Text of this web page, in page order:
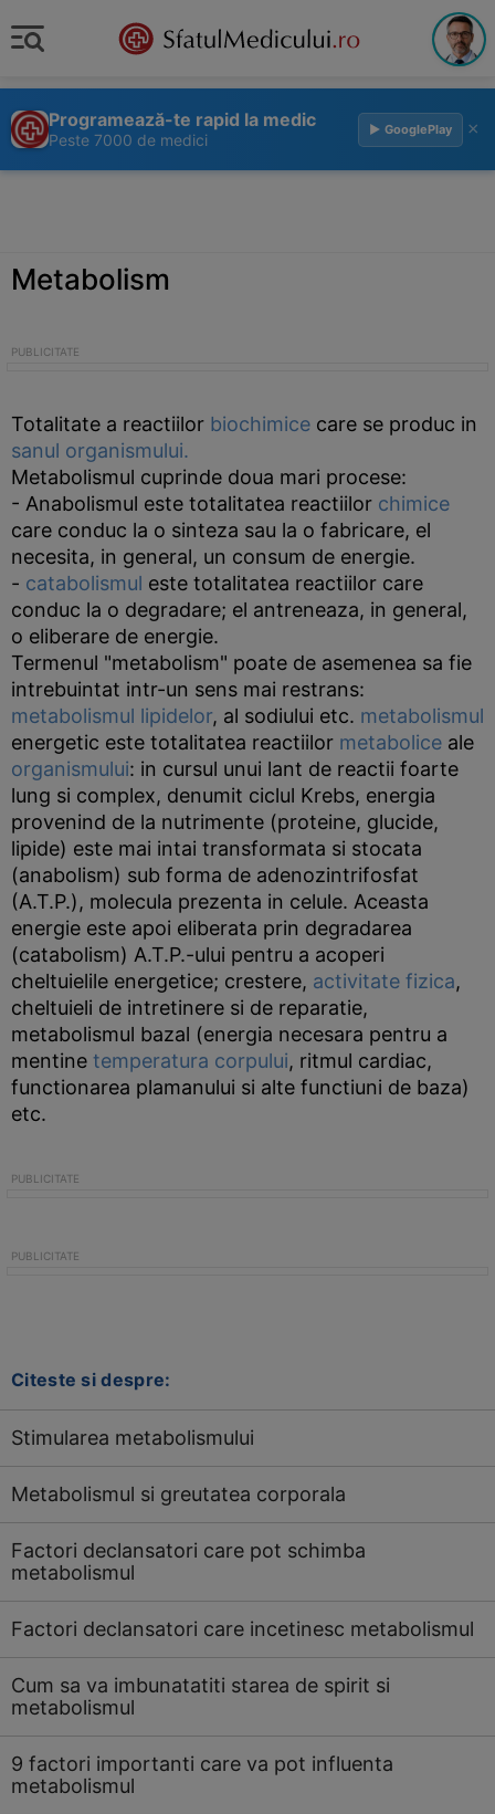
Programează-te rapid la medic
Peste 7000 de medici
▶ GooglePlay ×
Metabolism
Totalitate a reactiilor biochimice care se produc in
sanul organismului.
Metabolismul cuprinde doua mari procese:
- Anabolismul este totalitatea reactiilor chimice
care conduc la o sinteza sau la o fabricare, el
necesita, in general, un consum de energie.
- catabolismul este totalitatea reactiilor care
conduc la o degradare; el antreneaza, in general,
o eliberare de energie.
Termenul "metabolism" poate de asemenea sa fie
intrebuintat intr-un sens mai restrans:
metabolismul lipidelor, al sodiului etc. metabolismul
energetic este totalitatea reactiilor metabolice ale
organismului: in cursul unui lant de reactii foarte
lung si complex, denumit ciclul Krebs, energia
provenind de la nutrimente (proteine, glucide,
lipide) este mai intai transformata si stocata
(anabolism) sub forma de adenozintrifosfat
(A.T.P.), molecula prezenta in celule. Aceasta
energie este apoi eliberata prin degradarea
(catabolism) A.T.P.-ului pentru a acoperi
cheltuielile energetice; crestere, activitate fizica,
cheltuieli de intretinere si de reparatie,
metabolismul bazal (energia necesara pentru a
mentine temperatura corpului, ritmul cardiac,
functionarea plamanului si alte functiuni de baza)
etc.
Citeste si despre:
Stimularea metabolismului
Metabolismul si greutatea corporala
Factori declansatori care pot schimba
metabolismul
Factori declansatori care incetinesc metabolismul
Cum sa va imbunatatiti starea de spirit si
metabolismul
9 factori importanti care va pot influenta
metabolismul